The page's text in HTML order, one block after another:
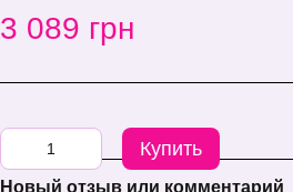
3 089 грн
Купить
Новый отзыв или комментарий